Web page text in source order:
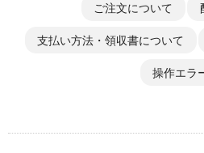
ご注文について
支払い方法・領収書について
操作エラ